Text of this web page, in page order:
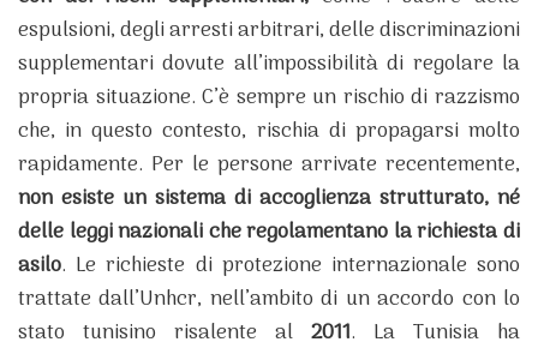
espulsioni, degli arresti arbitrari, delle discriminazioni
supplementari dovute all’impossibilità di regolare la
propria situazione. C’è sempre un rischio di razzismo
che, in questo contesto, rischia di propagarsi molto
rapidamente. Per le persone arrivate recentemente,
non esiste un sistema di accoglienza strutturato, né
delle leggi nazionali che regolamentano la richiesta di
asilo. Le richieste di protezione internazionale sono
trattate dall’Unhcr, nell’ambito di un accordo con lo
stato tunisino risalente al 2011. La Tunisia ha